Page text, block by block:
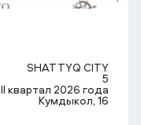
SHATTYQ CITY
5
II квартал 2026 года
Кумдыкол, 16